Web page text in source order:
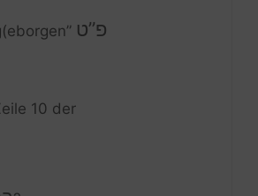
פ”ט
10 der